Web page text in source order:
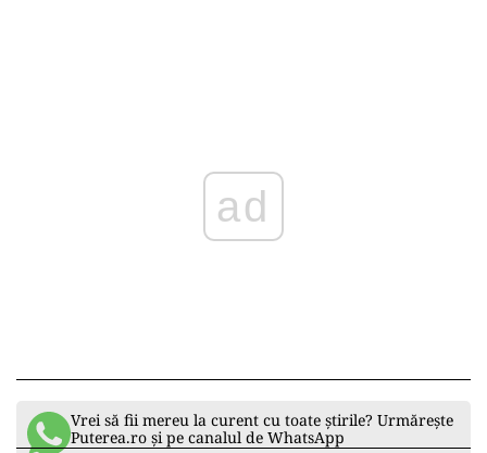
ad
Vrei să fii mereu la curent cu toate știrile? Urmărește
Puterea.ro și pe canalul de WhatsApp